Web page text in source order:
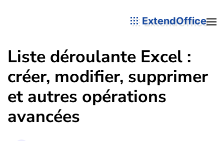
ExtendOffice
Liste déroulante Excel :
créer, modifier, supprimer
et autres opérations
avancées